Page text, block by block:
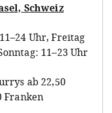
Schweiz
Uhr, Freitag
11–23 Uhr
ab 22,50
Franken